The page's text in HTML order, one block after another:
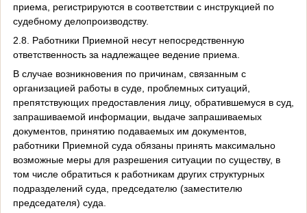
приема, регистрируются в соответствии с инструкцией по
судебному делопроизводству.
2.8. Работники Приемной несут непосредственную
ответственность за надлежащее ведение приема.
В случае возникновения по причинам, связанным с
организацией работы в суде, проблемных ситуаций,
препятствующих предоставления лицу, обратившемуся в суд,
запрашиваемой информации, выдаче запрашиваемых
документов, принятию подаваемых им документов,
работники Приемной суда обязаны принять максимально
возможные меры для разрешения ситуации по существу, в
том числе обратиться к работникам других структурных
подразделений суда, председателю (заместителю
председателя) суда.